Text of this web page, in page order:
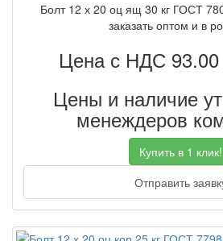
Болт 12 х 20 оц ящ 30 кг ГОСТ
заказать оптом и в
Цена с НДС 93.00
Цены и наличие
менеждеров
Купить в 1 клик!
Отправить